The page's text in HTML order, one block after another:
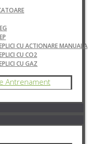
CU ACTIONARE MANUALA
CU CO2
CU GAZ
Antrenament